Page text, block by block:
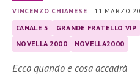
VINCENZO CHIANESE | 11 MARZO
CANALE 5 GRANDE FRATELLO VIP
NOVELLA 2000
NOVELLA2000
Ecco quando e cosa accadrà